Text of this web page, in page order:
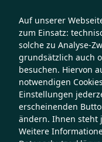
Auf unserer
zum Einsatz:
solche zu Analyse-
grundsätzlich auch
besuchen. Hiervon
notwendigen
Einstellungen
erscheinenden
ändern. Ihnen steht
Weitere